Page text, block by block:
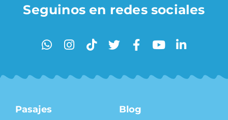
Seguinos en redes sociales
Pasajes Blog